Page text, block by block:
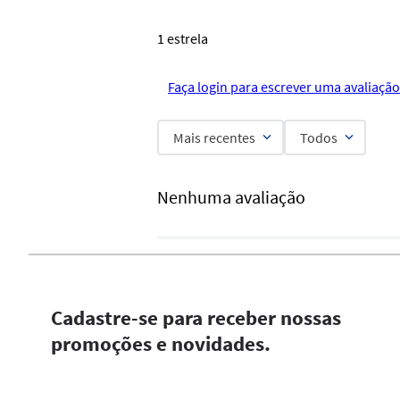
1 estrela
Faça login para escrever uma
Mais recentes Todos
Nenhuma avaliação
Cadastre-se para receber nossas
promoções e novidades.